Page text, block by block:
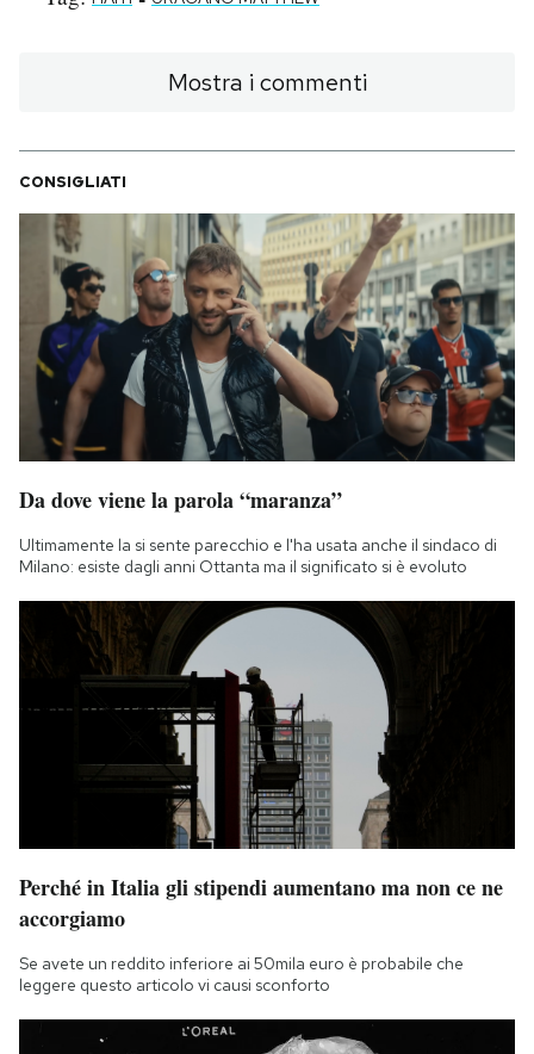
Mostra i commenti
CONSIGLIATI
Da dove viene la parola “maranza”
Ultimamente la si sente parecchio e l'ha usata anche il sindaco di
Milano: esiste dagli anni Ottanta ma il significato si è evoluto
Perché in Italia gli stipendi aumentano ma non ce ne
accorgiamo
Se avete un reddito inferiore ai 50mila euro è probabile che
leggere questo articolo vi causi sconforto